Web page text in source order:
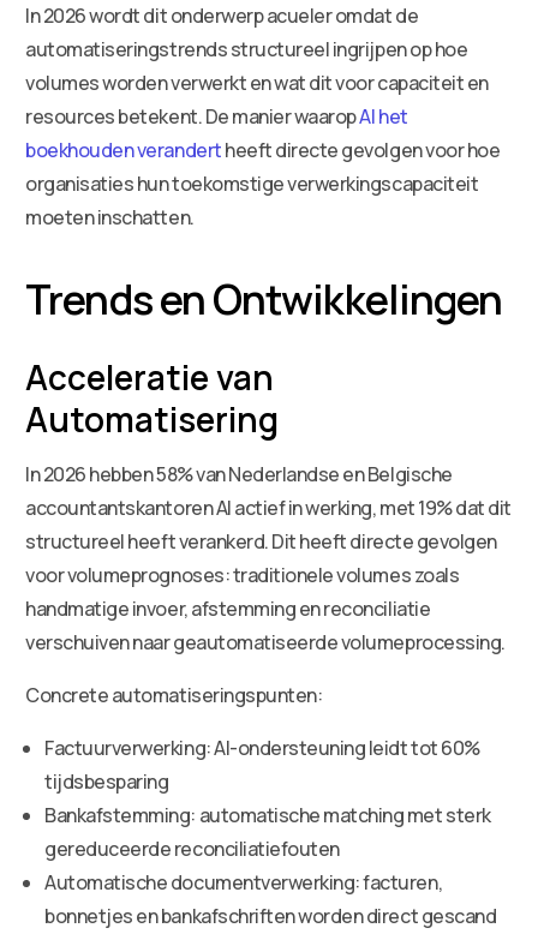
In 2026 wordt dit onderwerp acueler omdat de
automatiseringstrends structureel ingrijpen op hoe
volumes worden verwerkt en wat dit voor capaciteit en
resources betekent. De manier waaropAI het
boekhouden verandertheeft directe gevolgen voor hoe
organisaties hun toekomstige verwerkingscapaciteit
moeten inschatten.
Trends en Ontwikkelingen
Acceleratie van
Automatisering
In 2026 hebben 58% van Nederlandse en Belgische
accountantskantoren AI actief in werking, met 19% dat dit
structureel heeft verankerd. Dit heeft directe gevolgen
voor volumeprognoses: traditionele volumes zoals
handmatige invoer, afstemming en reconciliatie
verschuiven naar geautomatiseerde volumeprocessing.
Concrete automatiseringspunten:
Factuurverwerking: AI-ondersteuning leidt tot 60%
tijdsbesparing
Bankafstemming: automatische matching met sterk
gereduceerde reconciliatiefouten
Automatische documentverwerking: facturen,
bonnetjes en bankafschriften worden direct gescand